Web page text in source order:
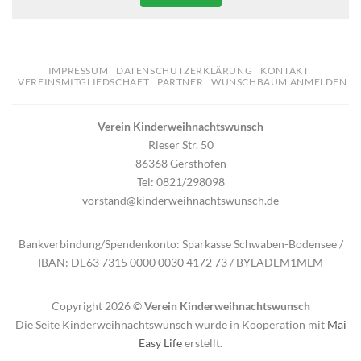
IMPRESSUM DATENSCHUTZERKLÄRUNG
KONTAKT
VEREINSMITGLIEDSCHAFT
PARTNER WUNSCHBAUM ANMELDEN
Verein Kinderweihnachtswunsch
Rieser Str. 50
86368 Gersthofen
Tel: 0821/298098
vorstand@kinderweihnachtswunsch.de
Bankverbindung/Spendenkonto: Sparkasse Schwaben-Bodensee /
IBAN: DE63 7315 0000 0030 4172 73 / BYLADEM1MLM
Copyright 2026 ©Verein Kinderweihnachtswunsch
Die Seite Kinderweihnachtswunsch wurde in Kooperation mit Mai
Easy Lifeerstellt.